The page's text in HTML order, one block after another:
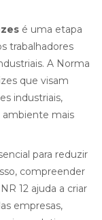
é uma etapa
trabalhadores
A Norma
que visam
industriais,
mais
para reduzir
compreender
12 ajuda a criar
empresas,